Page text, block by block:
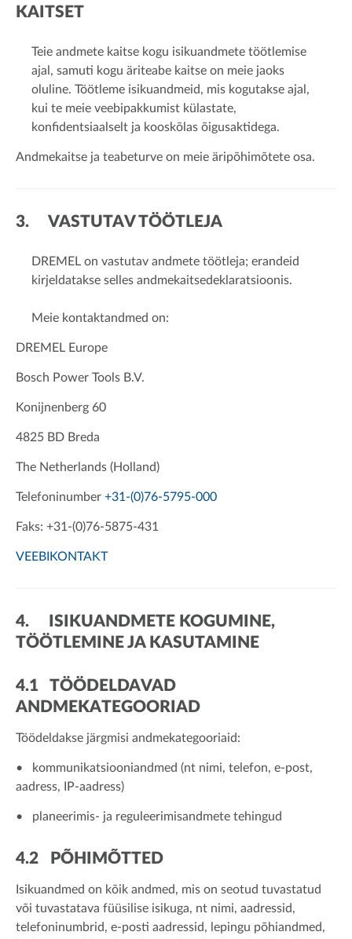
KAITSET
Teie andmete kaitse kogu isikuandmete töötlemise
ajal, samuti kogu äriteabe kaitse on meie jaoks
oluline. Töötleme isikuandmeid, mis kogutakse ajal,
kui te meie veebipakkumist külastate,
konfidentsiaalselt ja kooskõlas õigusaktidega.
Andmekaitse ja teabeturve on meie äripõhimõtete osa.
3. VASTUTAV TÖÖTLEJA
DREMEL on vastutav andmete töötleja; erandeid
kirjeldatakse selles andmekaitsedeklaratsioonis.
Meie kontaktandmed on:
DREMEL Europe
Bosch Power Tools B.V.
Konijnenberg 60
4825 BD Breda
The Netherlands (Holland)
Telefoninumber +31-(0)76-5795-000
Faks: +31-(0)76-5875-431
VEEBIKONTAKT
4. ISIKUANDMETE KOGUMINE,
TÖÖTLEMINE JA KASUTAMINE
4.1 TÖÖDELDAVAD
ANDMEKATEGOORIAD
Töödeldakse järgmisi andmekategooriaid:
• kommunikatsiooniandmed (nt nimi, telefon, e-post,
aadress, IP-aadress)
• planeerimis- ja reguleerimisandmete tehingud
4.2 PÕHIMÕTTED
Isikuandmed on kõik andmed, mis on seotud tuvastatud
või tuvastatava füüsilise isikuga, nt nimi, aadressid,
telefoninumbrid, e-posti aadressid, lepingu põhiandmed,